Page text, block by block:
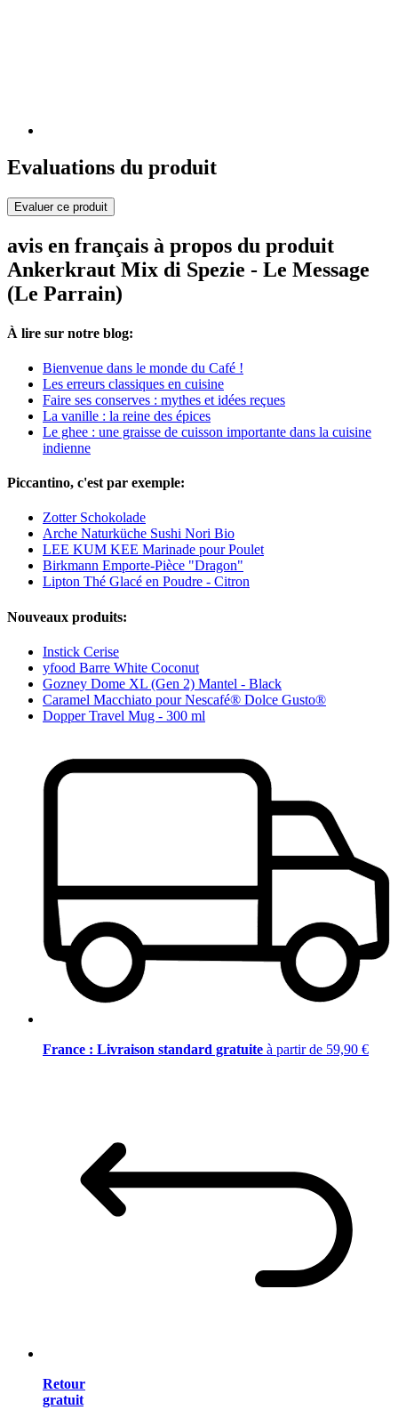
Evaluations du produit
Evaluer ce produit
avis en français à propos du produit
Ankerkraut Mix di Spezie - Le Message
(Le Parrain)
À lire sur notre blog:
Bienvenue dans le monde du Café !
Les erreurs classiques en cuisine
Faire ses conserves : mythes et idées reçues
La vanille : la reine des épices
Le ghee : une graisse de cuisson importante dans la cuisine
indienne
Piccantino, c'est par exemple:
Zotter Schokolade
Arche Naturküche Sushi Nori Bio
LEE KUM KEE Marinade pour Poulet
Birkmann Emporte-Pièce "Dragon"
Lipton Thé Glacé en Poudre - Citron
Nouveaux produits:
Instick Cerise
yfood Barre White Coconut
Gozney Dome XL (Gen 2) Mantel - Black
Caramel Macchiato pour Nescafé® Dolce Gusto®
Dopper Travel Mug - 300 ml
France : Livraison standard gratuite à partir de 59,90 €
Retour
gratuit